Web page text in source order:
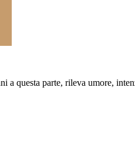
a questa parte, rileva umore,